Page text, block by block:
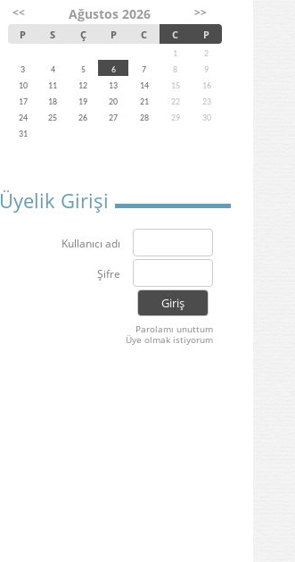
<< Ağustos 2026 >>
P S Ç P C C P
1
2
3
4 5 6 7 8
9
10
11 12 13 14 15
16
17
18 19 20 21 22
23
24
25 26 27 28 29
30
31
Üyelik Girişi
Kullanıcı adı
Şifre
Parolamı unuttum
Üye olmak istiyorum